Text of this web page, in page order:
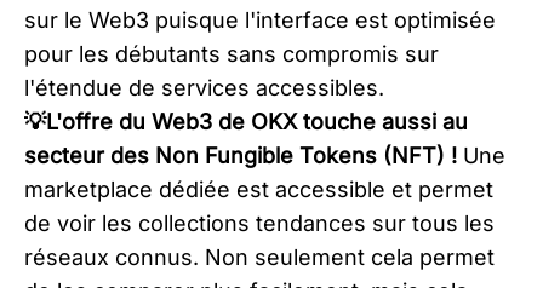
sur le Web3 puisque l'interface est optimisée
pour les débutants sans compromis sur
l'étendue de services accessibles.
💡L'offre du Web3 de OKX touche aussi au
secteur des Non Fungible Tokens (NFT) ! Une
marketplace dédiée est accessible et permet
de voir les collections tendances sur tous les
réseaux connus. Non seulement cela permet